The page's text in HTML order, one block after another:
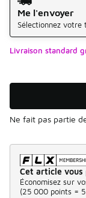
Me l'envoyer
Sélectionnez votre
Livraison standard
Ne fait pas partie
Cet article
Économisez sur
(25 000 points =